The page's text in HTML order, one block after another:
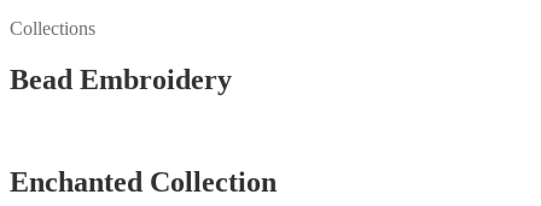
Collections
Bead Embroidery
Enchanted Collection